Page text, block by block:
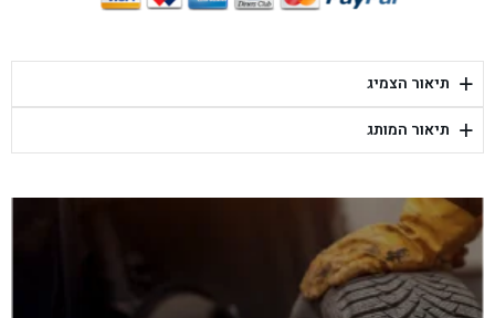
בן גל - יפת 88, תל אביב יפו - תל אביב
בן גל - דור אלון הר טוב - בית שמש
+ תיאור הצמיג
+ תיאור המותג